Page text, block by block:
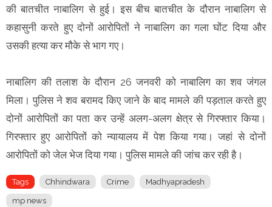
की बातचीत नाबालिग से हुई। इस बीच बातचीत के दौरान नाबालिग से
कहासुनी करते हुए दोनों आरोपितों ने नाबालिग का गला घोंट दिया और
उसकी हत्या कर मौके से भाग गए।
नाबालिग की तलाश के दौरान 26 जनवरी को नाबालिग का शव जंगल
मिला। पुलिस ने शव बरामद किए जाने के बाद मामले की पड़ताल करते हुए
दोनों आरोपितों का पता कर उन्हें अलग-अलग क्षेत्र से गिरफ्तार किया।
गिरफ्तार हुए आरोपितों को न्यायालय में पेश किया गया। जहां से दोनों
आरोपितों को जेल भेज दिया गया। पुलिस मामले की जांच कर रही है।
Tags Chhindwara Crime Madhyapradesh
mp news